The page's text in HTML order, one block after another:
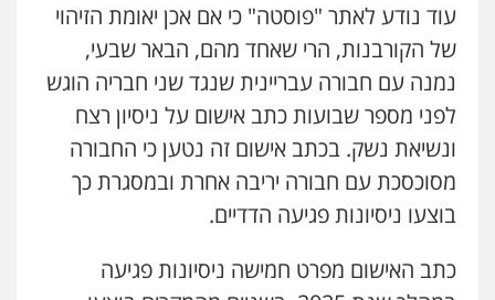
עוד נודע לאתר "פוסטה" כי אם אכן יאומת הזיהוי
של הקורבנות, הרי שאחד מהם, הבאר שבעי,
נמנה עם חבורה עבריינית שנגד שני חבריה הוגש
לפני מספר שבועות כתב אישום על ניסיון רצח
ונשיאת נשק. בכתב אישום זה נטען כי החבורה
מסוכסכת עם חבורה יריבה אחרת ובמסגרת כך
בוצעו ניסיונות פגיעה הדדיים.
כתב האישום מפרט חמישה ניסיונות פגיעה
0524282442
כבריאן, מזר – משרד עורכי דין
פלילי מעצרים וחקירות
0543986802
מנשה, אלמוג – עורכי דין
0546470989